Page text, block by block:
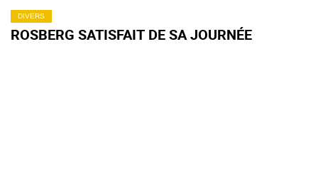
DIVERS
ROSBERG SATISFAIT DE SA JOURNÉE